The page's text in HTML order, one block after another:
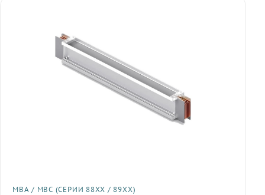
МВА / МВС (СЕРИИ 88XX / 89XX)